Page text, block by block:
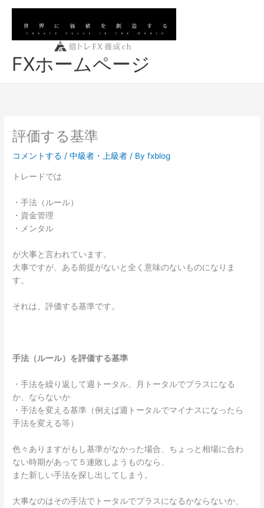
プ
FXホームページ
評価する基準
コメントする /中級者・上級者 / Byfxblog
トレードでは
・手法（ルール）
・資金管理
・メンタル
が大事と言われています。
大事ですが、ある前提がないと全く意味のないものになりま
す。
それは、評価する基準です。
手法（ルール）を評価する基準
・手法を繰り返して週トータル、月トータルでプラスになる
か、ならないか
・手法を変える基準（例えば週トータルでマイナスになったら
手法を変える等）
色々ありますがもし基準がなかった場合、ちょっと相場に合わ
ない時期があって５連敗しようものなら、
また新しい手法を探し出してしまう。
大事なのはその手法でトータルでプラスになるかならないか、